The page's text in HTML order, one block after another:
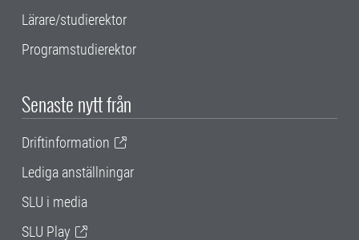
Lärare/studierektor
Programstudierektor
Senaste nytt från
Driftinformation
Lediga anställningar
SLU i media
SLU Play